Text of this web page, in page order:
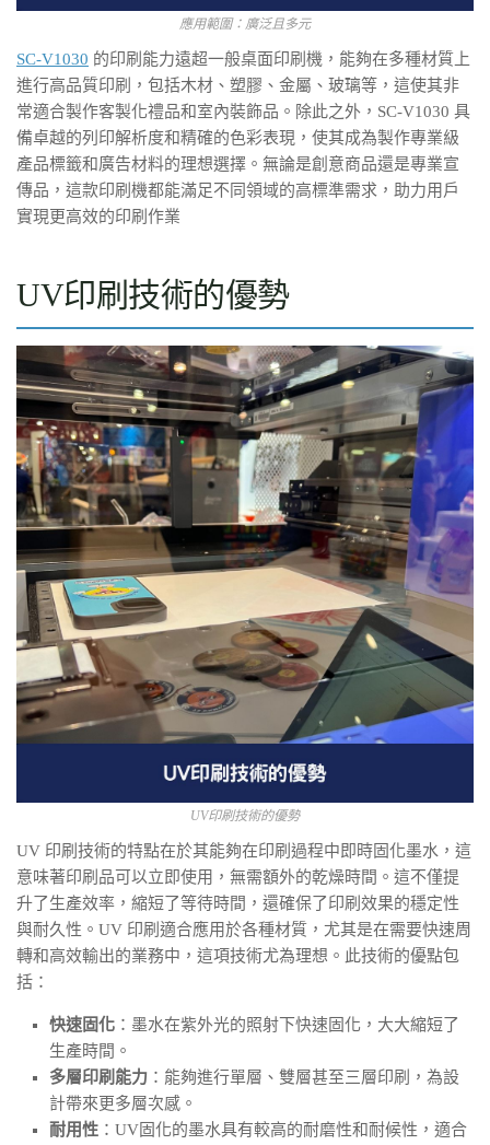
應用範圍：廣泛且多元
SC-V1030 的印刷能力遠超一般桌面印刷機，能夠在多種材質上
進行高品質印刷，包括木材、塑膠、金屬、玻璃等，這使其非
常適合製作客製化禮品和室內裝飾品。除此之外，SC-V1030 具
備卓越的列印解析度和精確的色彩表現，使其成為製作專業級
產品標籤和廣告材料的理想選擇。無論是創意商品還是專業宣
傳品，這款印刷機都能滿足不同領域的高標準需求，助力用戶
實現更高效的印刷作業
UV印刷技術的優勢
UV印刷技術的優勢
UV 印刷技術的特點在於其能夠在印刷過程中即時固化墨水，這
意味著印刷品可以立即使用，無需額外的乾燥時間。這不僅提
升了生產效率，縮短了等待時間，還確保了印刷效果的穩定性
與耐久性。UV 印刷適合應用於各種材質，尤其是在需要快速周
轉和高效輸出的業務中，這項技術尤為理想。此技術的優點包
括：
快速固化 ：墨水在紫外光的照射下快速固化，大大縮短了
生產時間。
多層印刷能力 ：能夠進行單層、雙層甚至三層印刷，為設
計帶來更多層次感。
耐用性 ：UV固化的墨水具有較高的耐磨性和耐候性，適合